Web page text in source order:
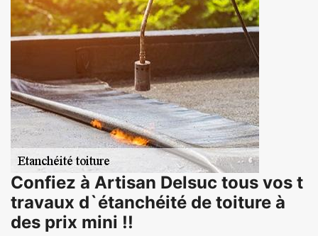
Confiez à Artisan Delsuc tous vos t
travaux d`étanchéité de toiture à
des prix mini !!